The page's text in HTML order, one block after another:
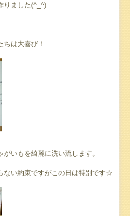
りました(^_^)
ちは大喜び！
がいもを綺麗に洗い流します。
ない約束ですがこの日は特別です☆